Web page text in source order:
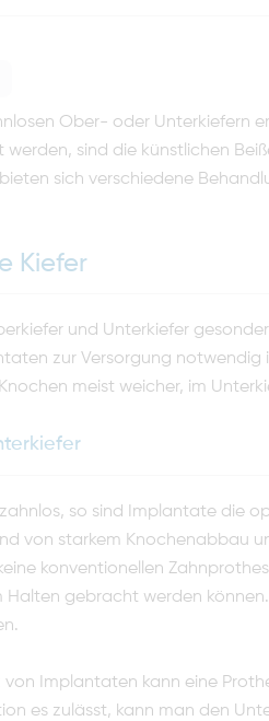
Ober- oder Unterkiefern
werden, sind die künstlichen
sich verschiedene
Kiefer
und Unterkiefer
zur Versorgung
meist weicher, im
zahnlos, so sind Implantate die
von starkem Knochenabbau
konventionellen
Halten gebracht werden
von Implantaten kann eine
es zulässt, kann man den